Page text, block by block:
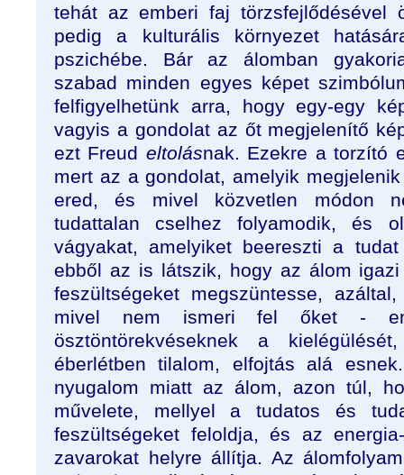
tehát az emberi faj törzsfejlődésével
pedig a kulturális környezet
pszichébe. Bár az álomban
szabad minden egyes képet
felfigyelhetünk arra, hogy egy-egy
vagyis a gondolat az őt megjelenítő
ezt Freud eltolásnak. Ezekre a torzító
mert az a gondolat, amelyik
ered, és mivel közvetlen módon
tudattalan cselhez folyamodik, és
vágyakat, amelyiket beereszti a
ebből az is látszik, hogy az álom
feszültségeket megszüntesse,
mivel nem ismeri fel őket -
ösztöntörekvéseknek a
éberlétben tilalom, elfojtás alá
nyugalom miatt az álom, azon túl,
művelete, mellyel a tudatos és
feszültségeket feloldja, és az
zavarokat helyre állítja. Az